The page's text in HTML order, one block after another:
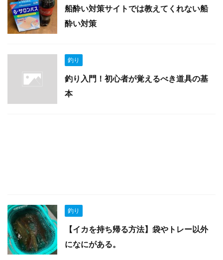
船酔い対策サイトでは教えてくれない船
酔い対策
釣り
釣り入門！初心者が覚えるべき道具の基
本
釣り
【イカを持ち帰る方法】袋やトレー以外
になにがある。